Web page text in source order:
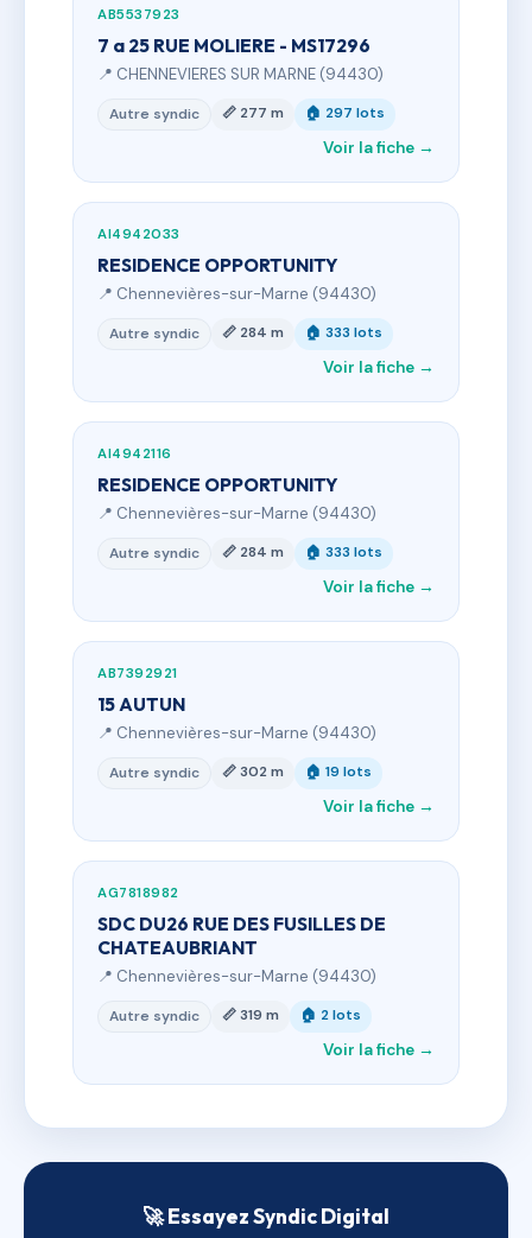
AB5537923
7 a 25 RUE MOLIERE - MS17296
📍 CHENNEVIERES SUR MARNE (94430)
Autre syndic 📏 277 m 🏠 297 lots
Voir la fiche →
AI4942033
RESIDENCE OPPORTUNITY
📍 Chennevières-sur-Marne (94430)
Autre syndic 📏 284 m 🏠 333 lots
Voir la fiche →
AI4942116
RESIDENCE OPPORTUNITY
📍 Chennevières-sur-Marne (94430)
Autre syndic 📏 284 m 🏠 333 lots
Voir la fiche →
AB7392921
15 AUTUN
📍 Chennevières-sur-Marne (94430)
Autre syndic 📏 302 m 🏠 19 lots
Voir la fiche →
AG7818982
SDC DU26 RUE DES FUSILLES DE
CHATEAUBRIANT
📍 Chennevières-sur-Marne (94430)
Autre syndic 📏 319 m 🏠 2 lots
Voir la fiche →
🚀 Essayez Syndic Digital